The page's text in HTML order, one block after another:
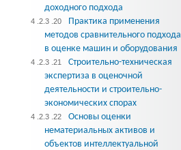
доходного подхода
4 .2.3 .20
Практика применения
методов сравнительного подхода
в оценке машин и оборудования
4 .2.3 .21
Строительно-техническая
экспертиза в оценочной
деятельности и строительно-
экономических спорах
4 .2.3 .22
Основы оценки
нематериальных активов и
объектов интеллектуальной